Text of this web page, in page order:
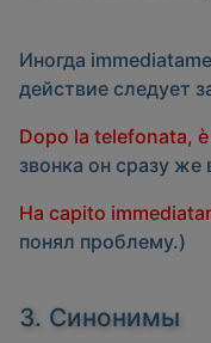
Иногда
действие следует
Dopo la telefonata,
звонка он сразу
Ha capito
понял проблему.)
3. Синонимы